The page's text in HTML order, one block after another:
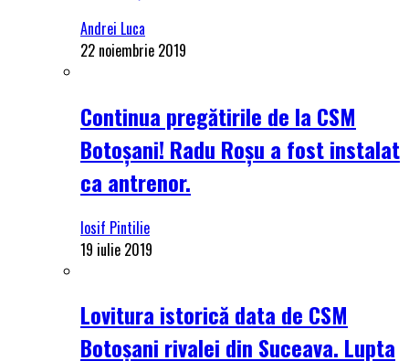
Andrei Luca
22 noiembrie 2019
Continua pregătirile de la CSM
Botoșani! Radu Roșu a fost instalat
ca antrenor.
Iosif Pintilie
19 iulie 2019
Lovitura istorică data de CSM
Botoșani rivalei din Suceava. Lupta